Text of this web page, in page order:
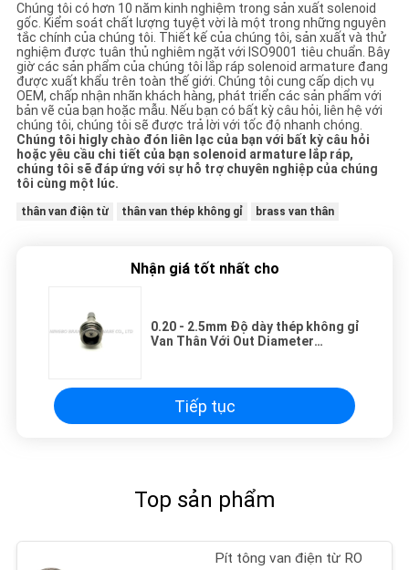
Chúng tôi có hơn 10 năm kinh nghiệm trong sản xuất solenoid
gốc. Kiểm soát chất lượng tuyệt vời là một trong những nguyên
tắc chính của chúng tôi. Thiết kế của chúng tôi, sản xuất và thử
nghiệm được tuân thủ nghiêm ngặt với ISO9001 tiêu chuẩn. Bây
giờ các sản phẩm của chúng tôi lắp ráp solenoid armature đang
được xuất khẩu trên toàn thế giới. Chúng tôi cung cấp dịch vụ
OEM, chấp nhận nhãn khách hàng, phát triển các sản phẩm với
bản vẽ của bạn hoặc mẫu. Nếu bạn có bất kỳ câu hỏi, liên hệ với
chúng tôi, chúng tôi sẽ được trả lời với tốc độ nhanh chóng.
Chúng tôi higly chào đón liên lạc của bạn với bất kỳ câu hỏi
hoặc yêu cầu chi tiết của bạn solenoid armature lắp ráp,
chúng tôi sẽ đáp ứng với sự hỗ trợ chuyên nghiệp của chúng
tôi cùng một lúc.
thân van điện từ thân van thép không gỉ brass van thân
Nhận giá tốt nhất cho
0.20 - 2.5mm Độ dày thép không gỉ
Van Thân Với Out Diameter
Tiếp tục
Top sản phẩm
Pít tông van điện từ RO